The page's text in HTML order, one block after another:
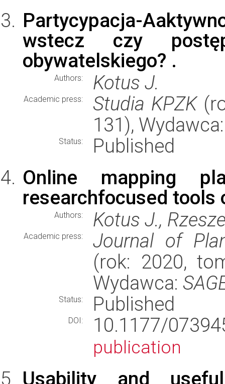
Partycypacja-
wstecz czy
obywatelskiego? .
Authors: Kotus J.
Academic press: Studia KPZK
131),
Status:
Published
Online mapping
researchfocused tools
Authors: Kotus J.,
Academic press:
Journal of
(rok: 2020,
Wydawca:
Status: Published
DOI: 10.1177/
publication
Usability and